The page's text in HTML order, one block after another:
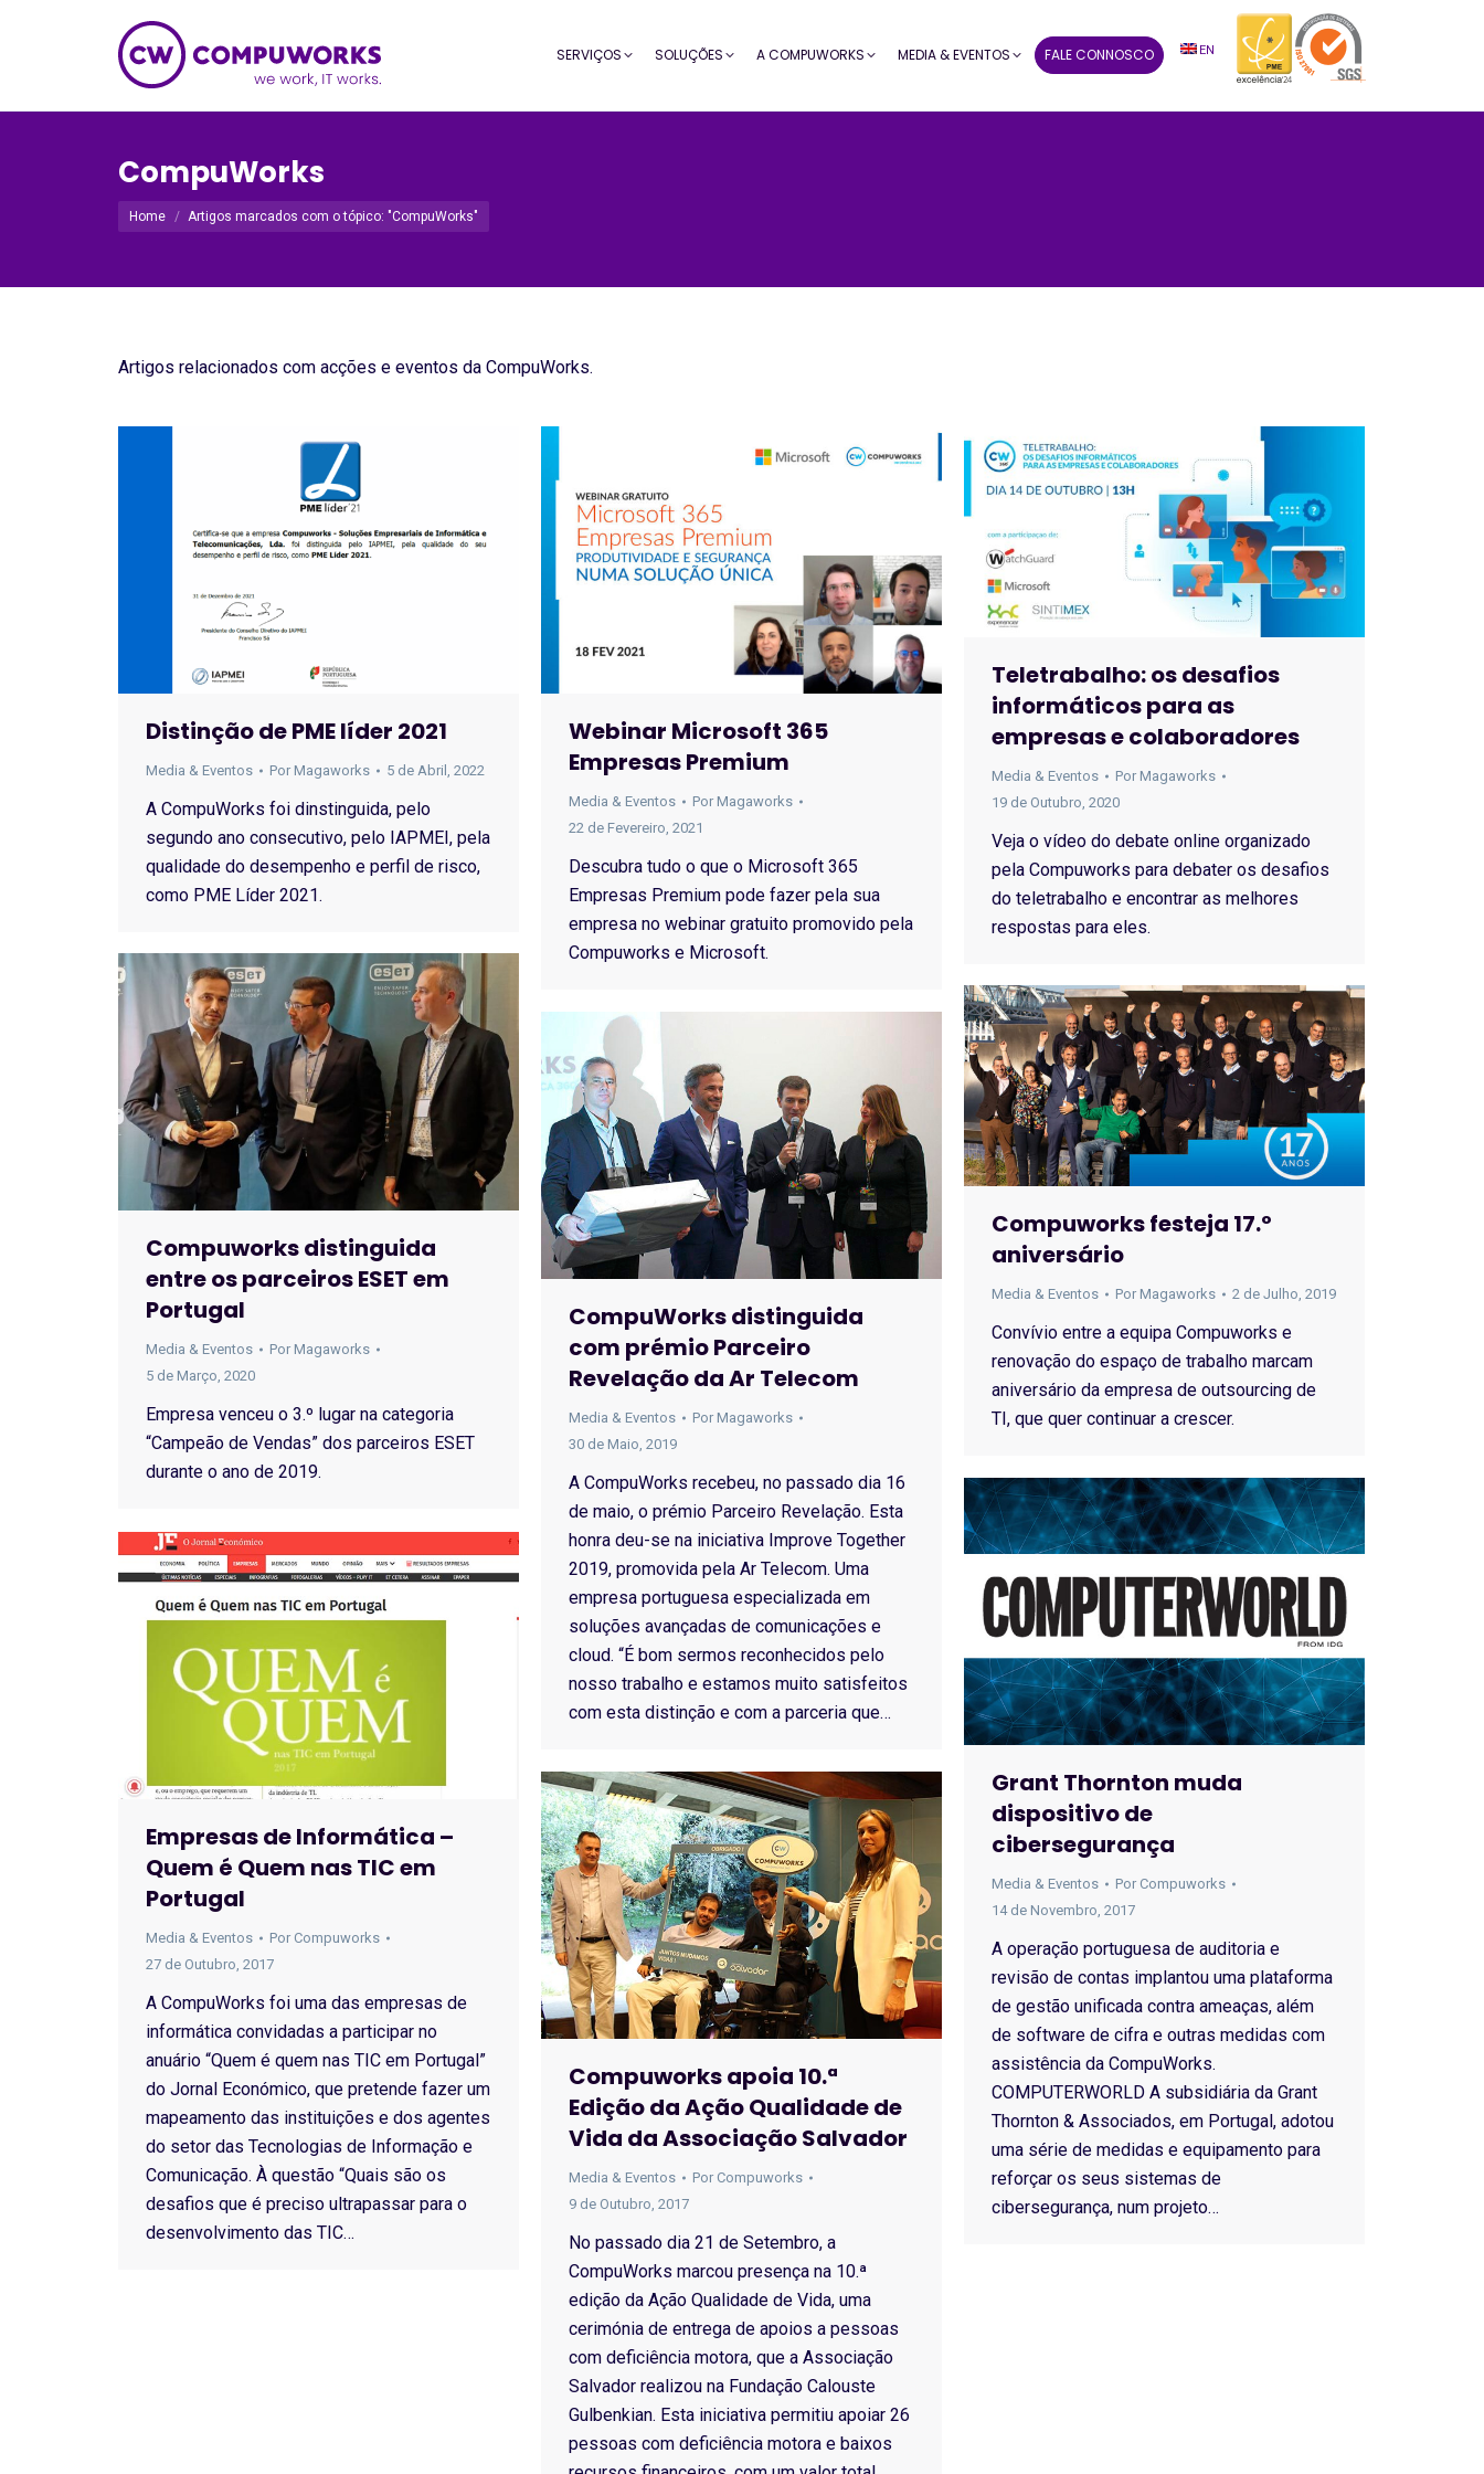
SERVIÇOS SOLUÇÕES A COMPUWORKS MEDIA & EVENTOS FALE CONNOSCO EN
CompuWorks
Você está aqui:
Home Artigos marcados com o tópico: "CompuWorks"
Artigos relacionados com acções e eventos da CompuWorks.
Distinção de PME líder 2021
Media & Eventos Por Magaworks 5 de Abril, 2022
A CompuWorks foi dinstinguida, pelo
segundo ano consecutivo, pelo IAPMEI, pela
qualidade do desempenho e perfil de risco,
como PME Líder 2021.
Webinar Microsoft 365
Empresas Premium
Media & Eventos Por Magaworks
22 de Fevereiro, 2021
Descubra tudo o que o Microsoft 365
Empresas Premium pode fazer pela sua
empresa no webinar gratuito promovido pela
Compuworks e Microsoft.
Teletrabalho: os desafios
informáticos para as
empresas e colaboradores
Media & Eventos Por Magaworks
19 de Outubro, 2020
Veja o vídeo do debate online organizado
pela Compuworks para debater os desafios
do teletrabalho e encontrar as melhores
respostas para eles.
Compuworks distinguida
entre os parceiros ESET em
Portugal
Media & Eventos Por Magaworks
5 de Março, 2020
Empresa venceu o 3.º lugar na categoria
“Campeão de Vendas” dos parceiros ESET
durante o ano de 2019.
Compuworks festeja 17.º
aniversário
Media & Eventos Por Magaworks 2 de Julho, 2019
Convívio entre a equipa Compuworks e
renovação do espaço de trabalho marcam
aniversário da empresa de outsourcing de
TI, que quer continuar a crescer.
CompuWorks distinguida
com prémio Parceiro
Revelação da Ar Telecom
Media & Eventos Por Magaworks
30 de Maio, 2019
A CompuWorks recebeu, no passado dia 16
de maio, o prémio Parceiro Revelação. Esta
honra deu-se na iniciativa Improve Together
2019, promovida pela Ar Telecom. Uma
empresa portuguesa especializada em
soluções avançadas de comunicações e
cloud. “É bom sermos reconhecidos pelo
nosso trabalho e estamos muito satisfeitos
com esta distinção e com a parceria que…
Grant Thornton muda
dispositivo de
cibersegurança
Media & Eventos Por Compuworks
14 de Novembro, 2017
A operação portuguesa de auditoria e
revisão de contas implantou uma plataforma
de gestão unificada contra ameaças, além
de software de cifra e outras medidas com
assistência da CompuWorks.
COMPUTERWORLD A subsidiária da Grant
Thornton & Associados, em Portugal, adotou
uma série de medidas e equipamento para
reforçar os seus sistemas de
cibersegurança, num projeto…
Empresas de Informática –
Quem é Quem nas TIC em
Portugal
Media & Eventos Por Compuworks
27 de Outubro, 2017
A CompuWorks foi uma das empresas de
informática convidadas a participar no
anuário “Quem é quem nas TIC em Portugal”
do Jornal Económico, que pretende fazer um
mapeamento das instituições e dos agentes
do setor das Tecnologias de Informação e
Comunicação. À questão “Quais são os
desafios que é preciso ultrapassar para o
desenvolvimento das TIC…
Compuworks apoia 10.ª
Edição da Ação Qualidade de
Vida da Associação Salvador
Media & Eventos Por Compuworks
9 de Outubro, 2017
No passado dia 21 de Setembro, a
CompuWorks marcou presença na 10.ª
edição da Ação Qualidade de Vida, uma
cerimónia de entrega de apoios a pessoas
com deficiência motora, que a Associação
Salvador realizou na Fundação Calouste
Gulbenkian. Esta iniciativa permitiu apoiar 26
pessoas com deficiência motora e baixos